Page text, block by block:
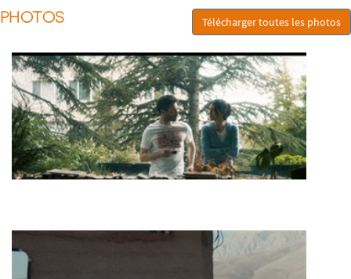
PHOTOS Télécharger toutes les photos